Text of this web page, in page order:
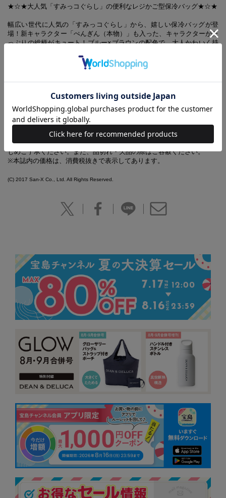
★☆★大人気「すみっコぐらし」の便利なレジかご型保冷バッグ★☆★
幅広い世代に人気の「すみっコぐらし」から、嬉しい保冷バッグが登
場！新キャラクター「ぺんぎん（本物）」も入った、キャラクターがた
っぷりの総柄がキュート！ブルー×ブラウンの配色で、大人かわいく持
ックスやワインボトルも入るBIGサイズです★レジかご型なので、スー
パーなどで食品を持ち帰るのに重宝しそう。バッグの内側には、保冷剤
ーンでも大活躍間違いなしのアイテムです！しろくまのおともだち「ぺ
んぎん（本物）」のストーリーが読めるブックレット付き。1920円のス
ペシャルプライスでお届けします！
※本誌掲載の情報は、2017年4月現在の編集部調べによるものです。本
誌発売後、商品の仕様や価格などが変更になる場合があります。あらか
じめご了承ください。また、品切れ・欠品の際はご容赦ください。
※本誌内の価格は、消費税抜きで表示してあります。
(C) 2017 San-X Co., Ltd. All Rights Reserved.